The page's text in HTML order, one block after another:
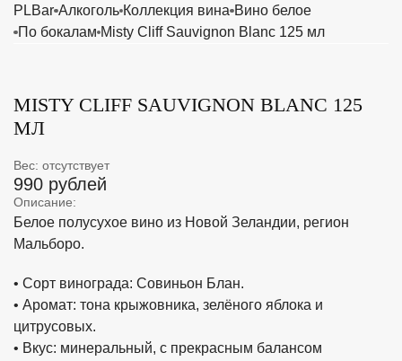
PLBar Алкоголь Коллекция вина Вино белое
По бокалам Misty Cliff Sauvignon Blanc 125 мл
MISTY CLIFF SAUVIGNON BLANC 125
МЛ
Вес: отсутствует
990 рублей
Описание:
Белое полусухое вино из Новой Зеландии, регион
Мальборо.
• Сорт винограда: Совиньон Блан.
• Аромат: тона крыжовника, зелёного яблока и
цитрусовых.
• Вкус: минеральный, с прекрасным балансом